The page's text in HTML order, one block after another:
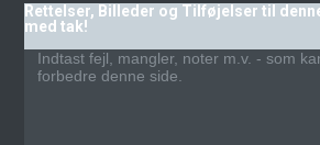
Rettelser, Billeder og Tilføjelser til
med tak!